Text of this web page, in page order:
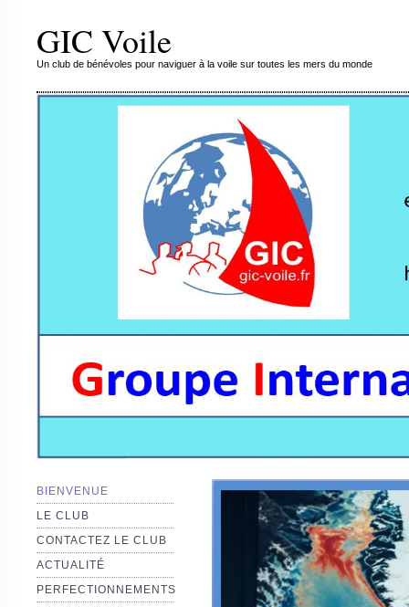
GIC Voile
Un club de bénévoles pour naviguer à la voile sur toutes les mers du monde
BIENVENUE
LE CLUB
CONTACTEZ LE CLUB
ACTUALITÉ
PERFECTIONNEMENTS